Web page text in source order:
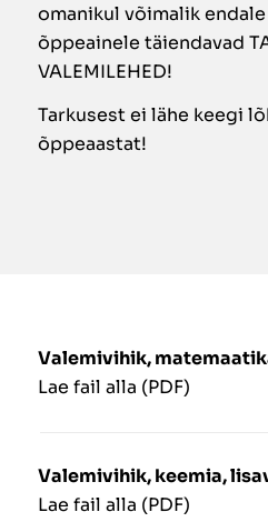
omanikul võimalik
õppeainele täiendavad
VALEMILEHED!
Tarkusest ei lähe keegi
õppeaastat!
Valemivihik,
Lae fail alla (PDF)
Valemivihik, keemia,
Lae fail alla (PDF)